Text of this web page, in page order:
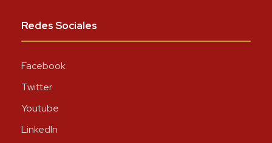
Redes Sociales
Facebook
Twitter
Youtube
LinkedIn